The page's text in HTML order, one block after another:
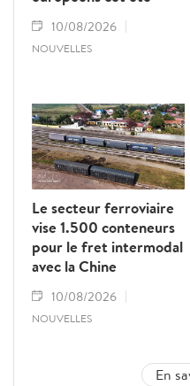
10/08/2026
NOUVELLES
Le secteur ferroviaire
vise 1.500 conteneurs
pour le fret intermodal
avec la Chine
10/08/2026
NOUVELLES
En